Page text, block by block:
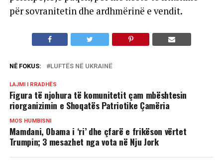
për sovranitetin dhe ardhmërinë e vendit.
NË FOKUS: LUFTËS NË UKRAINË
LAJMI I RRADHËS
Figura të njohura të komunitetit çam mbështesin
riorganizimin e Shoqatës Patriotike Çamëria
MOS HUMBISNI
Mamdani, Obama i ‘ri’ dhe çfarë e frikëson vërtet
Trumpin; 3 mesazhet nga vota në Nju Jork